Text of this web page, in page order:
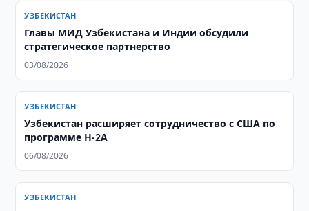
УЗБЕКИСТАН
Главы МИД Узбекистана и Индии обсудили
стратегическое партнерство
03/08/2026
УЗБЕКИСТАН
Узбекистан расширяет сотрудничество с США по
программе H-2A
06/08/2026
УЗБЕКИСТАН